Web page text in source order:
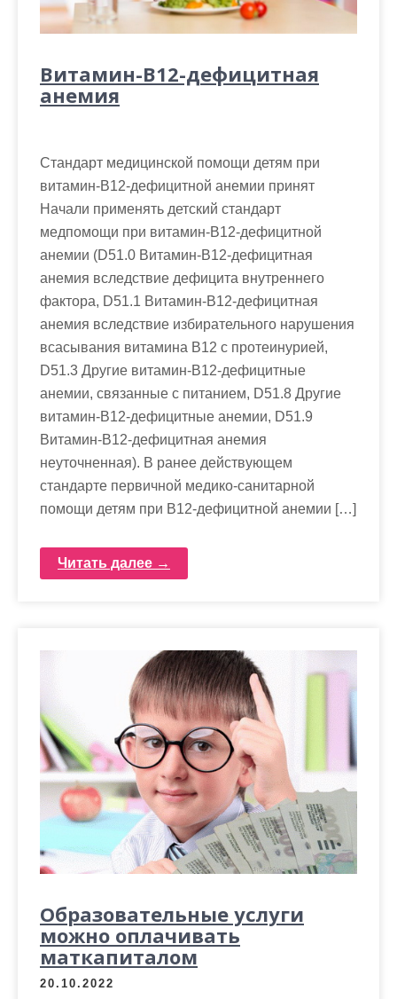
Витамин-В12-дефицитная
анемия
Стандарт медицинской помощи детям при
витамин-В12-дефицитной анемии принят
Начали применять детский стандарт
медпомощи при витамин-В12-дефицитной
анемии (D51.0 Витамин-В12-дефицитная
анемия вследствие дефицита внутреннего
фактора, D51.1 Витамин-В12-дефицитная
анемия вследствие избирательного нарушения
всасывания витамина В12 с протеинурией,
D51.3 Другие витамин-В12-дефицитные
анемии, связанные с питанием, D51.8 Другие
витамин-В12-дефицитные анемии, D51.9
Витамин-В12-дефицитная анемия
неуточненная). В ранее действующем
стандарте первичной медико-санитарной
помощи детям при В12-дефицитной анемии […]
Читать далее →
Образовательные услуги
можно оплачивать
маткапиталом
20.10.2022